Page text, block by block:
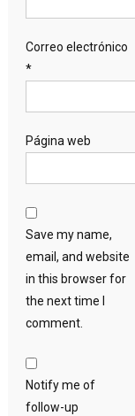
Correo electrónico
*
Página web
Save my name,
email, and website
in this browser for
the next time I
comment.
Notify me of
follow-up